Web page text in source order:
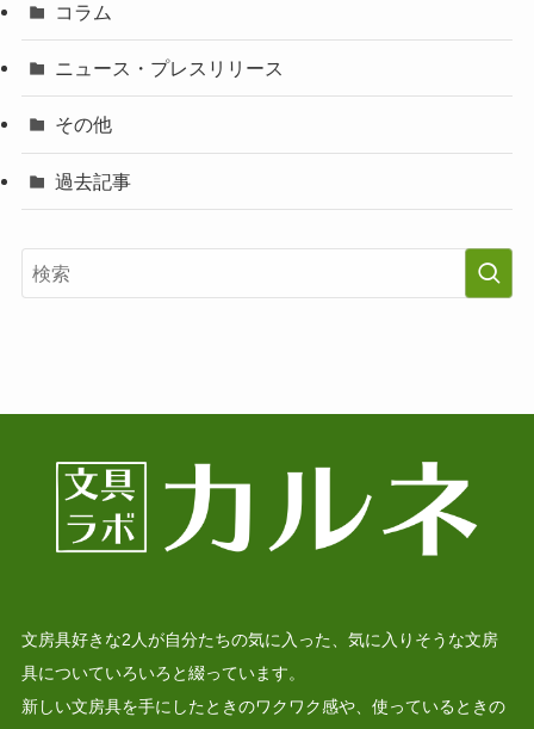
コラム
ニュース・プレスリリース
その他
過去記事
文房具好きな2人が自分たちの気に入った、気に入りそうな文房
具についていろいろと綴っています。
新しい文房具を手にしたときのワクワク感や、使っているときの